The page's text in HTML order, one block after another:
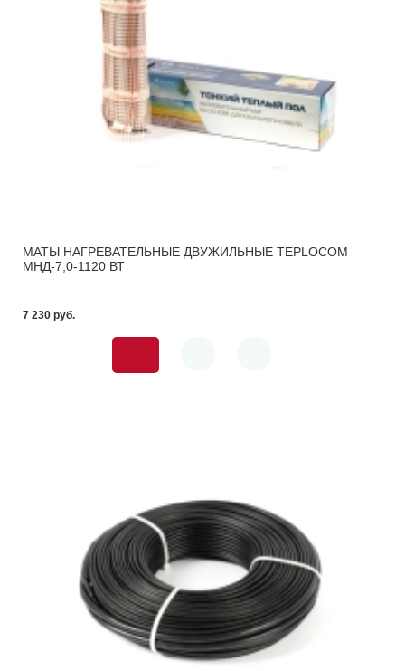
МАТЫ НАГРЕВАТЕЛЬНЫЕ ДВУЖИЛЬНЫЕ TEPLOCOM
МНД-7,0-1120 ВТ
7 230 pуб.